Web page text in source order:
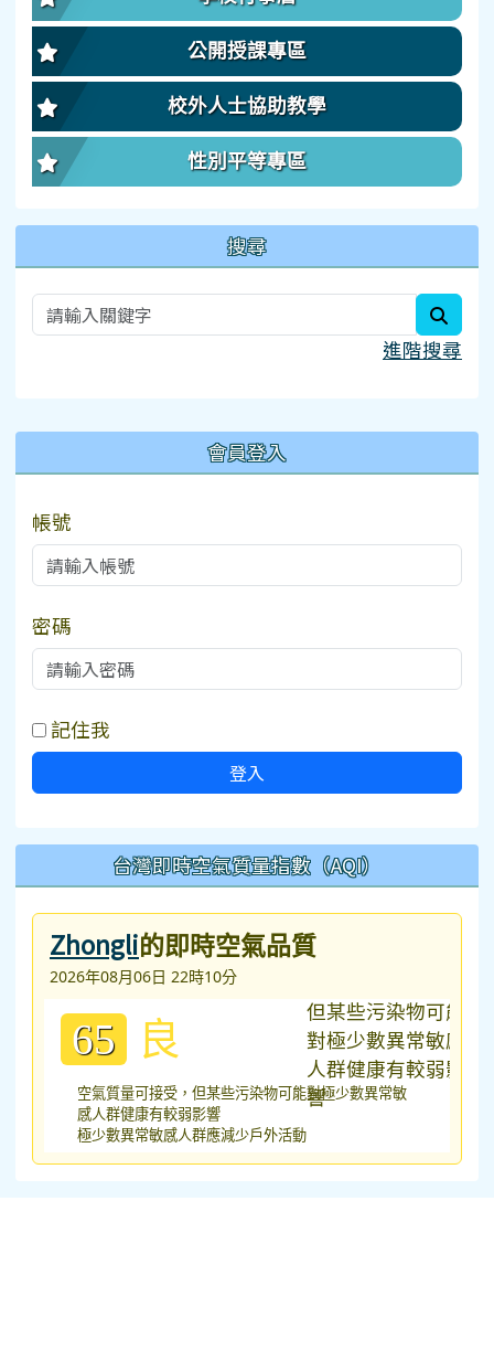
公開授課專區
校外人士協助教學
性別平等專區
搜尋
進階搜尋
會員登入
帳號
密碼
記住我
登入
台灣即時空氣質量指數（AQI）
Zhongli的即時空氣品質
2026年08月06日 22時10分
65 良
空氣質量可接受，但某些污染物可能對極少數異常敏
感人群健康有較弱影響
極少數異常敏感人群應減少戶外活動